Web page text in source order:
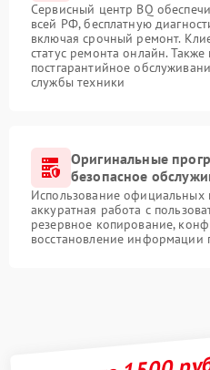
Сервисный центр BQ
всей РФ, бесплатную
включая срочный ремонт.
статус ремонта онлайн. Также
постгарантийное
службы техники
Оригинальные
безопасное
Использование
аккуратная работа с
резервное копирование,
восстановление информации